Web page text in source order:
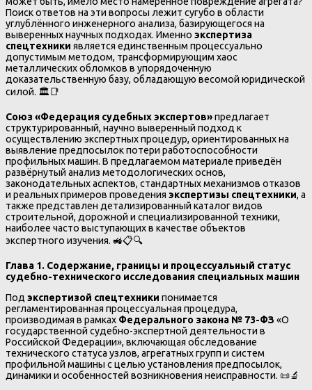
Поиск ответов на эти вопросы лежит сугубо в области
углублённого инженерного анализа, базирующегося на
выверенных научных подходах. Именно экспертиза
спецтехники является единственным процессуально
допустимым методом, трансформирующим хаос
металлических обломков в упорядоченную
доказательственную базу, обладающую весомой юридической
силой. 🏛️📑
Союз «Федерация судебных экспертов»предлагает
структурированный, научно выверенный подход к
осуществлению экспертных процедур, ориентированных на
выявление предпосылок потери работоспособности
профильных машин. В предлагаемом материале приведён
развёрнутый анализ методологических основ,
законодательных аспектов, стандартных механизмов отказов
и реальных примеров проведения экспертизы спецтехники, а
также представлен детализированный каталог видов
строительной, дорожной и специализированной техники,
наиболее часто выступающих в качестве объектов
экспертного изучения. 🚜📋🔍
Глава 1. Содержание, границы и процессуальный статус
судебно-технического исследования специальных машин
Под экспертизой спецтехники понимается
регламентированная процессуальная процедура,
производимая в рамках Федерального закона № 73-ФЗ «О
государственной судебно-экспертной деятельности в
Российской Федерации», включающая обследование
технического статуса узлов, агрегатных групп и систем
профильной машины с целью установления предпосылок,
динамики и особенностей возникновения неисправности. 📜🔬